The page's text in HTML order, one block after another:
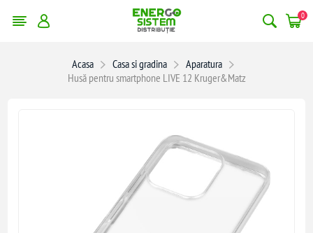
0
Acasa Casa si gradina
Aparatura
Husă pentru smartphone LIVE 12 Kruger&Matz